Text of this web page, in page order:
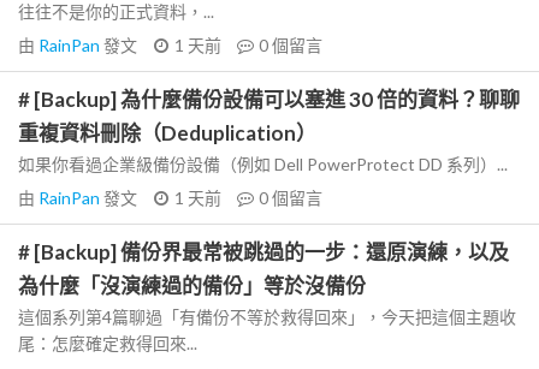
往往不是你的正式資料，...
由 RainPan 發文 1 天前 0個留言
# [Backup] 為什麼備份設備可以塞進 30 倍的資料？聊聊
重複資料刪除（Deduplication）
如果你看過企業級備份設備（例如 Dell PowerProtect DD 系列）...
由 RainPan 發文 1 天前 0個留言
# [Backup] 備份界最常被跳過的一步：還原演練，以及
為什麼「沒演練過的備份」等於沒備份
這個系列第4篇聊過「有備份不等於救得回來」，今天把這個主題收
尾：怎麼確定救得回來...